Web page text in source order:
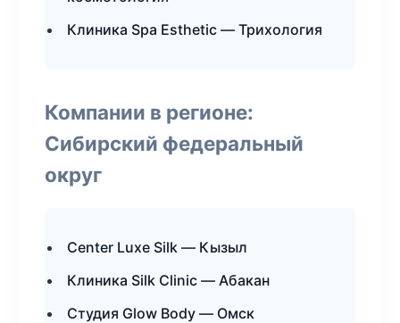
Клиника Spa Esthetic — Трихология
Компании в регионе:
Сибирский федеральный
округ
Center Luxe Silk — Кызыл
Клиника Silk Clinic — Абакан
Студия Glow Body — Омск